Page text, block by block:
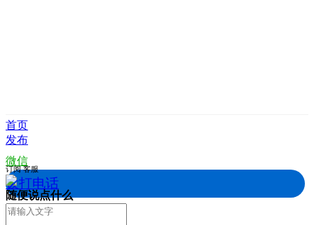
首页
发布
微信
拨打电话
订阅 客服
随便说点什么